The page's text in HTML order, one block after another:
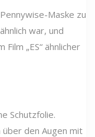
Maske zu
war, und
„ES“ ähnlicher
Schutzfolie.
über den Augen mit